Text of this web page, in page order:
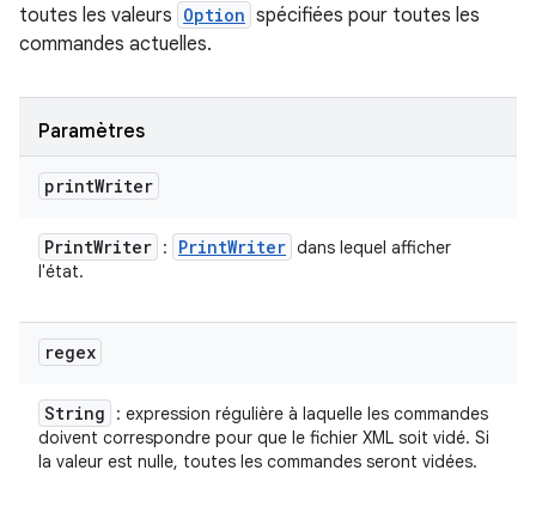
toutes les valeurs Option spécifiées pour toutes les
commandes actuelles.
Paramètres
printWriter
PrintWriter : PrintWriter dans lequel afficher
l'état.
regex
String
: expression régulière à laquelle les commandes
doivent correspondre pour que le fichier XML soit vidé. Si
la valeur est nulle, toutes les commandes seront vidées.